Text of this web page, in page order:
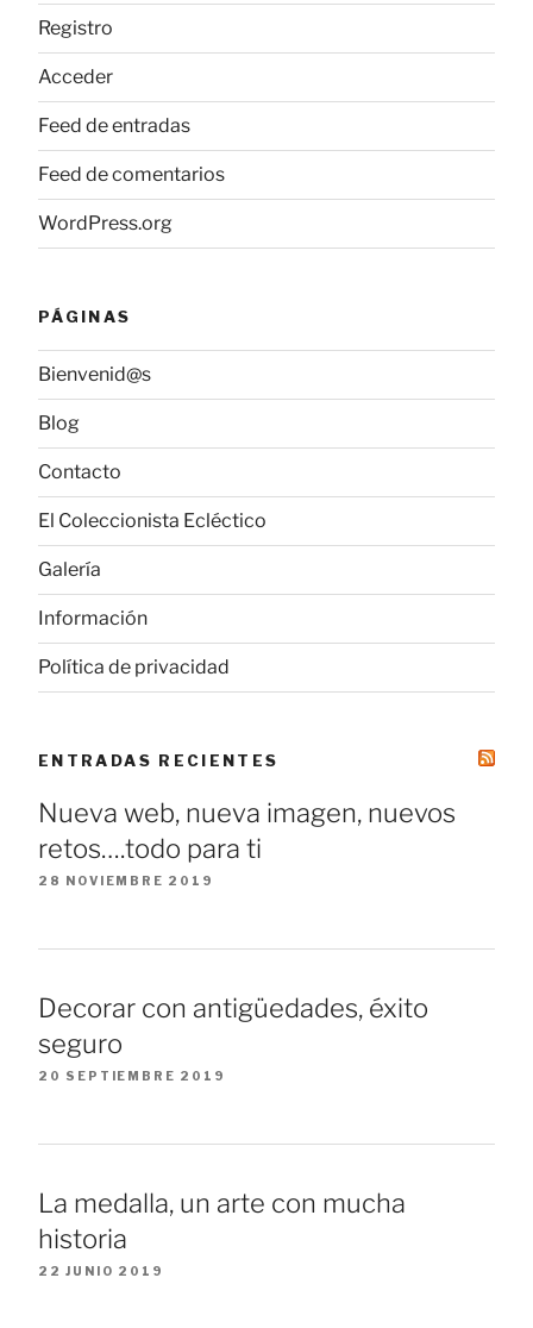
Registro
Acceder
Feed de entradas
Feed de comentarios
WordPress.org
PÁGINAS
Bienvenid@s
Blog
Contacto
El Coleccionista Ecléctico
Galería
Información
Política de privacidad
ENTRADAS RECIENTES
Nueva web, nueva imagen, nuevos
retos….todo para ti
28 NOVIEMBRE 2019
Decorar con antigüedades, éxito
seguro
20 SEPTIEMBRE 2019
La medalla, un arte con mucha
historia
22 JUNIO 2019